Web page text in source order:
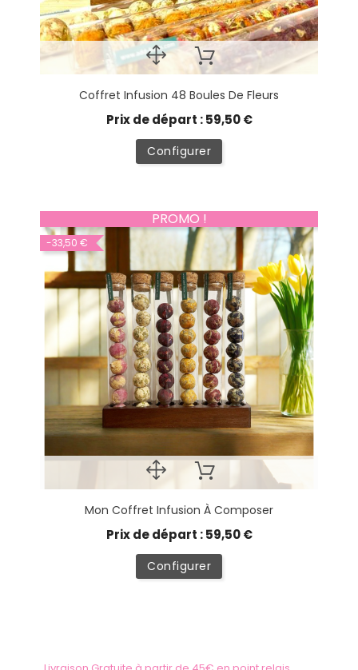
Coffret Infusion 48 Boules De Fleurs
Prix de départ : 59,50 €
Configurer
Mon Coffret Infusion À Composer
Prix de départ : 59,50 €
Configurer
PROMO !
-33,50 €